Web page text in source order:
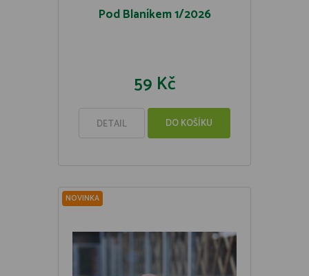
Pod Blaníkem 1/2026
59 Kč
DETAIL DO KOŠÍKU
NOVINKA